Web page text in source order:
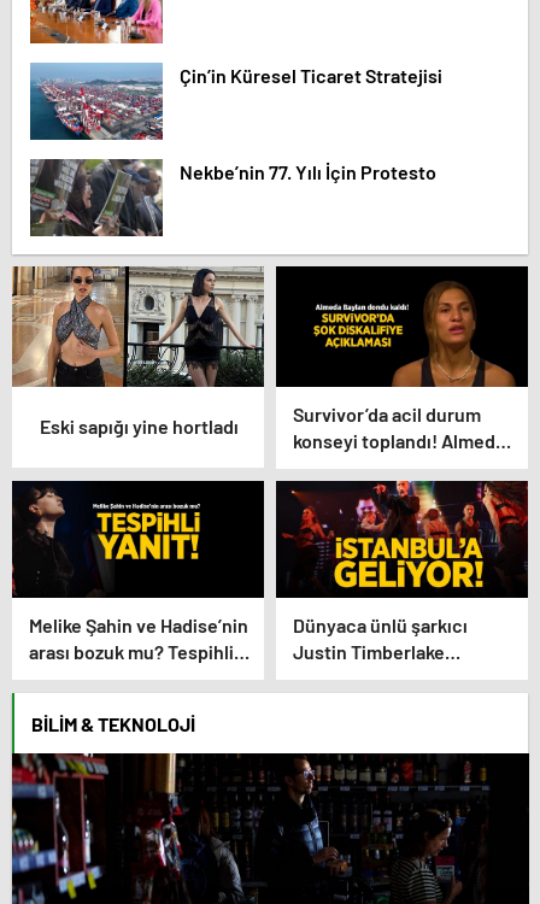
Çin’in Küresel Ticaret Stratejisi
Nekbe’nin 77. Yılı İçin Protesto
Eski sapığı yine hortladı
Survivor’da acil durum
konseyi toplandı! Almeda
Baylan diskalifiye mi
oldu?
Melike Şahin ve Hadise’nin
arası bozuk mu? Tespihli
fotoğraf geldi
Dünyaca ünlü şarkıcı
Justin Timberlake
İstanbul’a geliyor!
BILIM & TEKNOLOJI